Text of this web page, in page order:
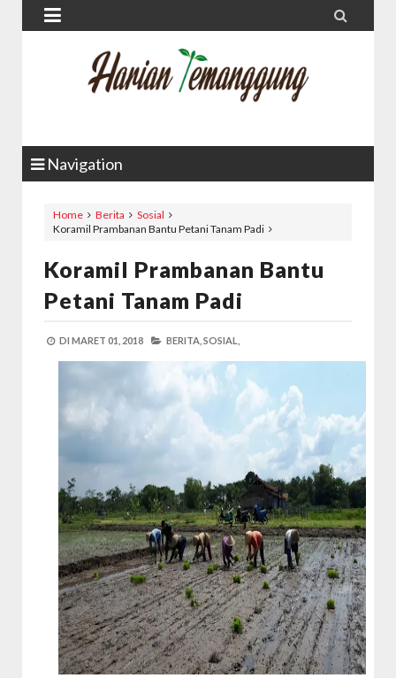
 
Navigation
Home Berita
Sosial
Koramil Prambanan Bantu Petani Tanam Padi
Koramil Prambanan Bantu
Petani Tanam Padi
DI MARET 01, 2018 BERITA, SOSIAL,